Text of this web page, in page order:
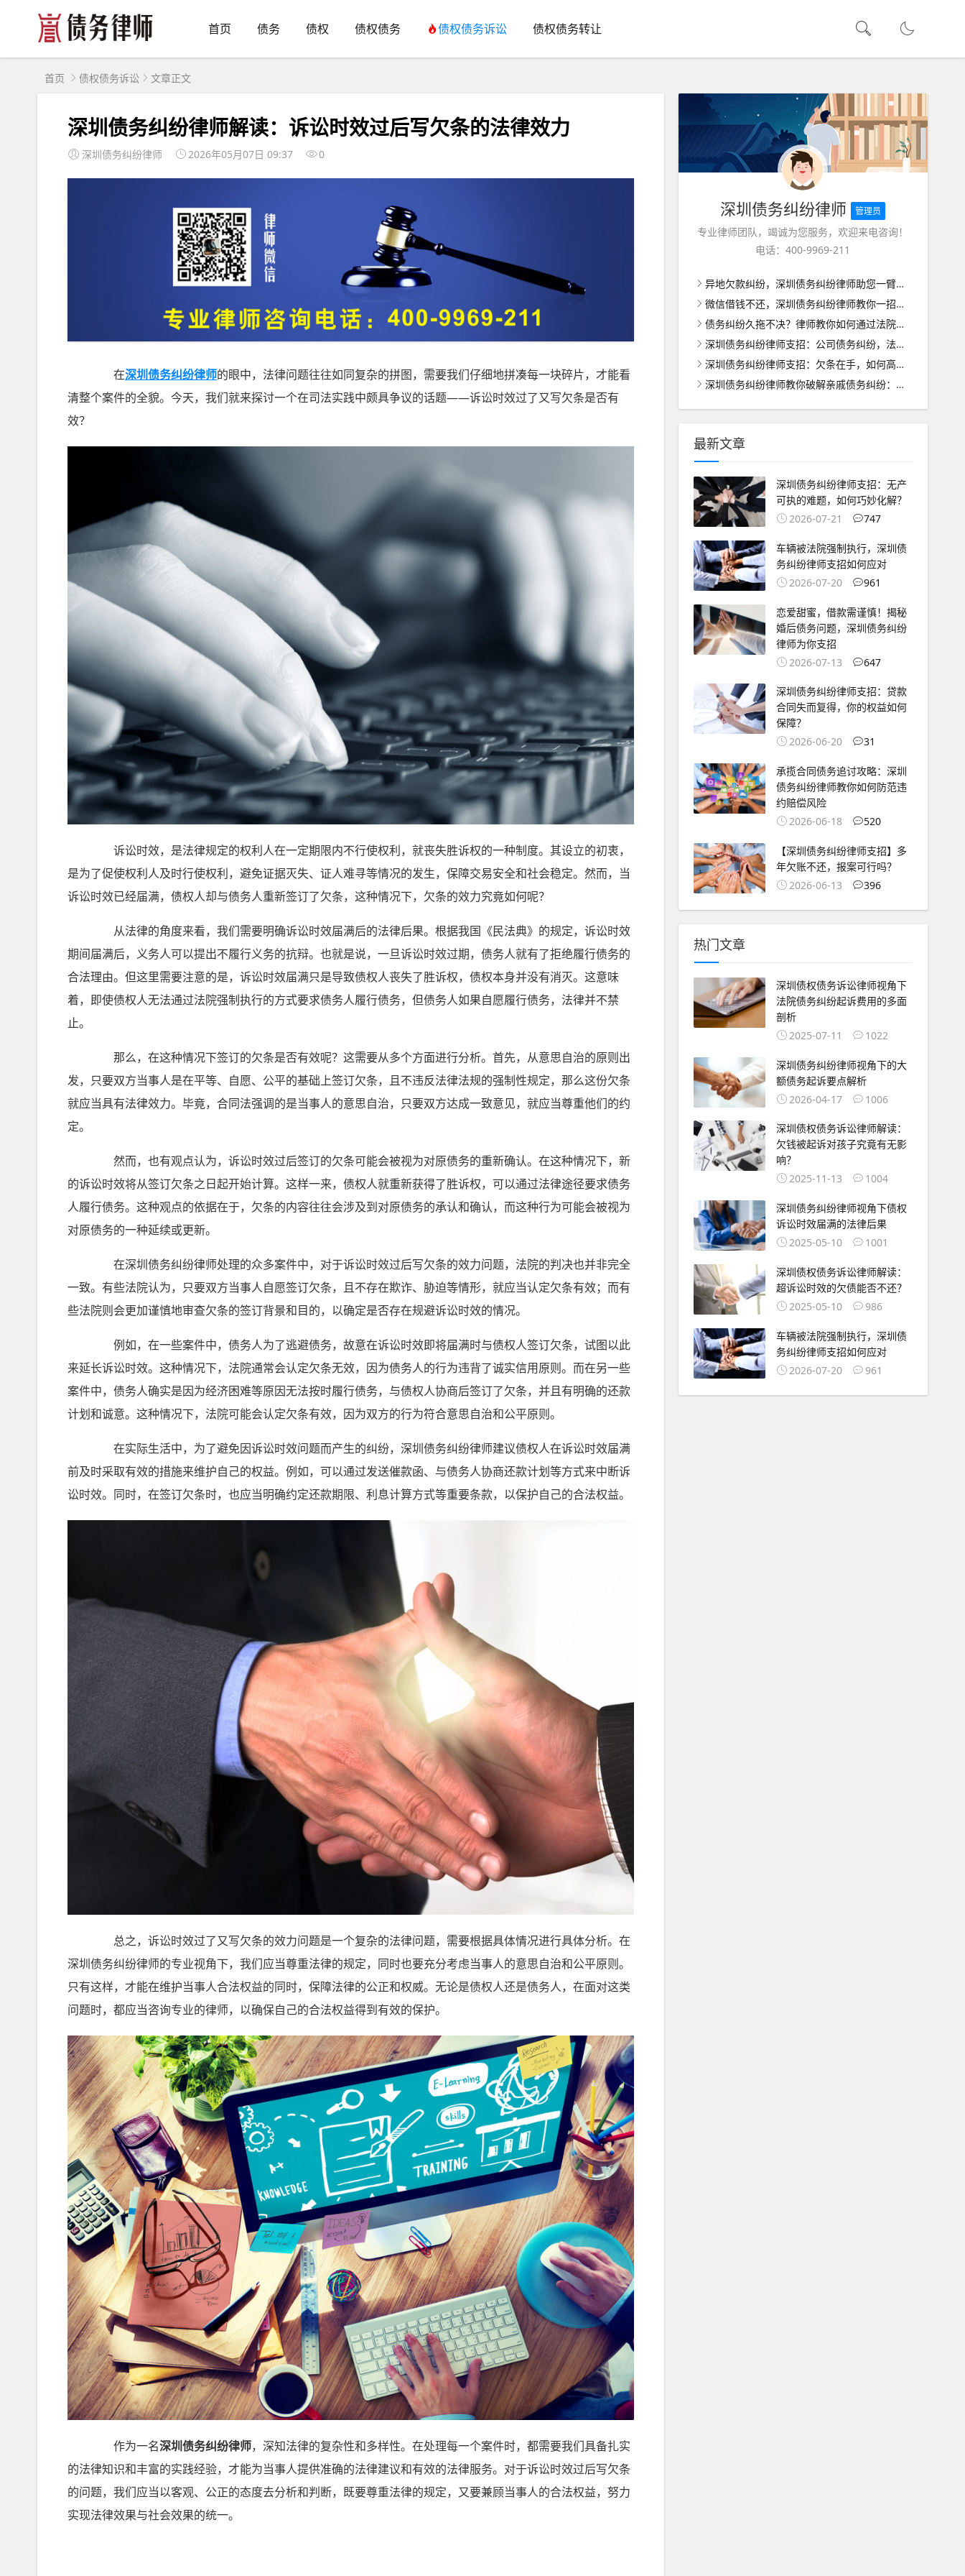
首页 债务 债权 债权债务 债权债务诉讼 债权债务转让
首页 债权债务诉讼 文章正文
深圳债务纠纷律师解读：诉讼时效过后写欠条的法律效力
深圳债务纠纷律师 2026年05月07日 09:37 0
在深圳债务纠纷律师的眼中，法律问题往往如同复杂的拼图，需要我们仔细地拼凑每一块碎片，才能看
清整个案件的全貌。今天，我们就来探讨一个在司法实践中颇具争议的话题——诉讼时效过了又写欠条是否有
效？
诉讼时效，是法律规定的权利人在一定期限内不行使权利，就丧失胜诉权的一种制度。其设立的初衷，
是为了促使权利人及时行使权利，避免证据灭失、证人难寻等情况的发生，保障交易安全和社会稳定。然而，当
诉讼时效已经届满，债权人却与债务人重新签订了欠条，这种情况下，欠条的效力究竟如何呢？
从法律的角度来看，我们需要明确诉讼时效届满后的法律后果。根据我国《民法典》的规定，诉讼时效
期间届满后，义务人可以提出不履行义务的抗辩。也就是说，一旦诉讼时效过期，债务人就有了拒绝履行债务的
合法理由。但这里需要注意的是，诉讼时效届满只是导致债权人丧失了胜诉权，债权本身并没有消灭。这意味
着，即使债权人无法通过法院强制执行的方式要求债务人履行债务，但债务人如果自愿履行债务，法律并不禁
止。
那么，在这种情况下签订的欠条是否有效呢？这需要从多个方面进行分析。首先，从意思自治的原则出
发，只要双方当事人是在平等、自愿、公平的基础上签订欠条，且不违反法律法规的强制性规定，那么这份欠条
就应当具有法律效力。毕竟，合同法强调的是当事人的意思自治，只要双方达成一致意见，就应当尊重他们的约
定。
然而，也有观点认为，诉讼时效过后签订的欠条可能会被视为对原债务的重新确认。在这种情况下，新
的诉讼时效将从签订欠条之日起开始计算。这样一来，债权人就重新获得了胜诉权，可以通过法律途径要求债务
人履行债务。这种观点的依据在于，欠条的内容往往会涉及到对原债务的承认和确认，而这种行为可能会被视为
对原债务的一种延续或更新。
在深圳债务纠纷律师处理的众多案件中，对于诉讼时效过后写欠条的效力问题，法院的判决也并非完全
一致。有些法院认为，只要双方当事人自愿签订欠条，且不存在欺诈、胁迫等情形，就应当认定欠条有效；而有
些法院则会更加谨慎地审查欠条的签订背景和目的，以确定是否存在规避诉讼时效的情况。
例如，在一些案件中，债务人为了逃避债务，故意在诉讼时效即将届满时与债权人签订欠条，试图以此
来延长诉讼时效。这种情况下，法院通常会认定欠条无效，因为债务人的行为违背了诚实信用原则。而在另一些
案件中，债务人确实是因为经济困难等原因无法按时履行债务，与债权人协商后签订了欠条，并且有明确的还款
计划和诚意。这种情况下，法院可能会认定欠条有效，因为双方的行为符合意思自治和公平原则。
在实际生活中，为了避免因诉讼时效问题而产生的纠纷，深圳债务纠纷律师建议债权人在诉讼时效届满
前及时采取有效的措施来维护自己的权益。例如，可以通过发送催款函、与债务人协商还款计划等方式来中断诉
讼时效。同时，在签订欠条时，也应当明确约定还款期限、利息计算方式等重要条款，以保护自己的合法权益。
总之，诉讼时效过了又写欠条的效力问题是一个复杂的法律问题，需要根据具体情况进行具体分析。在
深圳债务纠纷律师的专业视角下，我们应当尊重法律的规定，同时也要充分考虑当事人的意思自治和公平原则。
只有这样，才能在维护当事人合法权益的同时，保障法律的公正和权威。无论是债权人还是债务人，在面对这类
问题时，都应当咨询专业的律师，以确保自己的合法权益得到有效的保护。
作为一名深圳债务纠纷律师，深知法律的复杂性和多样性。在处理每一个案件时，都需要我们具备扎实
的法律知识和丰富的实践经验，才能为当事人提供准确的法律建议和有效的法律服务。对于诉讼时效过后写欠条
的问题，我们应当以客观、公正的态度去分析和判断，既要尊重法律的规定，又要兼顾当事人的合法权益，努力
实现法律效果与社会效果的统一。
深圳债务纠纷律师 管理员
专业律师团队，竭诚为您服务，欢迎来电咨询！
电话：400-9969-211
异地欠款纠纷，深圳债务纠纷律师助您一臂之力
微信借钱不还，深圳债务纠纷律师教你一招最狠反击！破解债务困境，保卫你的房产权益！
债务纠纷久拖不决？律师教你如何通过法院维权
深圳债务纠纷律师支招：公司债务纠纷，法人能否担当担保人？
深圳债务纠纷律师支招：欠条在手，如何高效追回欠款？
深圳债务纠纷律师教你破解亲戚债务纠纷：温情与法理的双重坚守
最新文章
深圳债务纠纷律师支招：无产
可执的难题，如何巧妙化解？
2026-07-21
747
车辆被法院强制执行，深圳债
务纠纷律师支招如何应对
2026-07-20
961
恋爱甜蜜，借款需谨慎！揭秘
婚后债务问题，深圳债务纠纷
律师为你支招
2026-07-13
647
深圳债务纠纷律师支招：贷款
合同失而复得，你的权益如何
保障？
2026-06-20
31
承揽合同债务追讨攻略：深圳
债务纠纷律师教你如何防范违
约赔偿风险
2026-06-18
520
【深圳债务纠纷律师支招】多
年欠账不还，报案可行吗？
2026-06-13
396
热门文章
深圳债权债务诉讼律师视角下
法院债务纠纷起诉费用的多面
剖析
2025-07-11
1022
深圳债务纠纷律师视角下的大
额债务起诉要点解析
2026-04-17
1006
深圳债权债务诉讼律师解读：
欠钱被起诉对孩子究竟有无影
响？
2025-11-13
1004
深圳债务纠纷律师视角下债权
诉讼时效届满的法律后果
2025-05-10
1001
深圳债权债务诉讼律师解读：
超诉讼时效的欠债能否不还？
2025-05-10
986
车辆被法院强制执行，深圳债
务纠纷律师支招如何应对
2026-07-20
961